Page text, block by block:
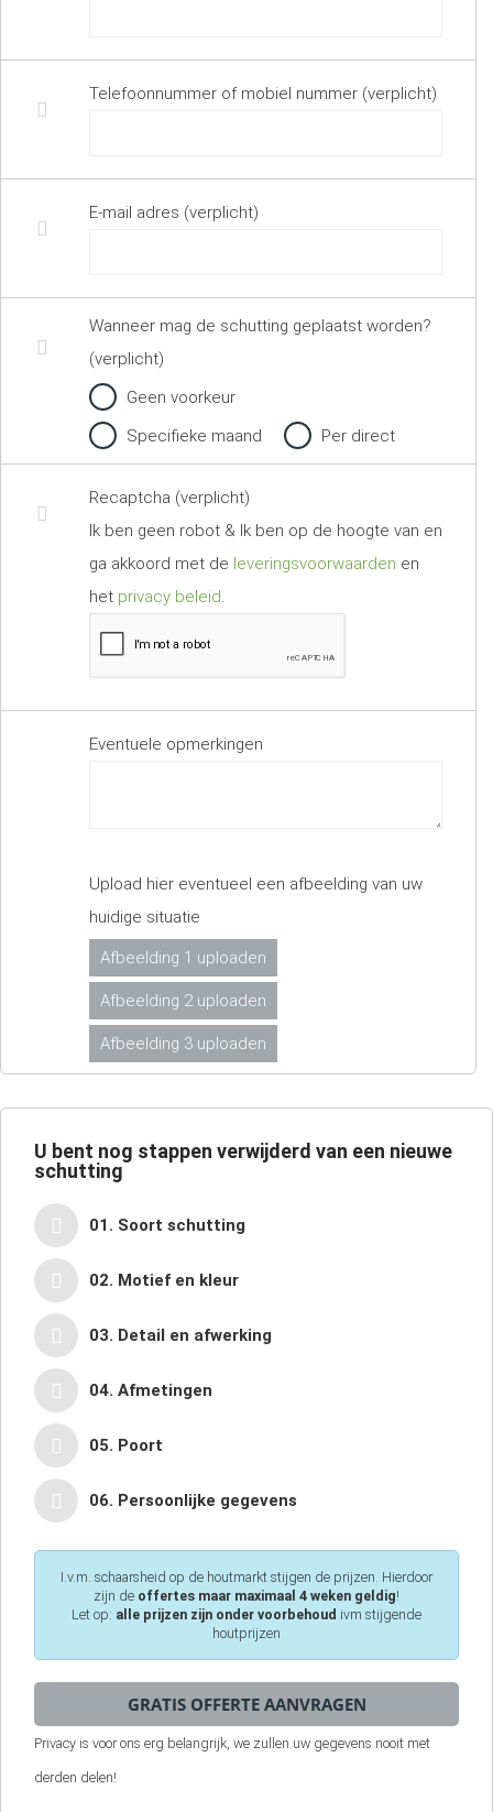
Telefoonnummer of mobiel nummer (verplicht)
E-mail adres (verplicht)
Wanneer mag de schutting geplaatst worden?
(verplicht)
Geen voorkeur
Specifieke maand
Per direct
Recaptcha (verplicht)
Ik ben geen robot & Ik ben op de hoogte van en
ga akkoord met de leveringsvoorwaarden en
het privacy beleid.
Eventuele opmerkingen
Upload hier eventueel een afbeelding van uw
huidige situatie
Afbeelding 1 uploaden
Afbeelding 2 uploaden
Afbeelding 3 uploaden
U bent nog stappen verwijderd van een nieuwe
schutting
01. Soort schutting
02. Motief en kleur
03. Detail en afwerking
04. Afmetingen
05. Poort
06. Persoonlijke gegevens
I.v.m. schaarsheid op de houtmarkt stijgen de prijzen. Hierdoor
zijn de offertes maar maximaal 4 weken geldig!
Let op: alle prijzen zijn onder voorbehoud ivm stijgende
houtprijzen
Privacy is voor ons erg belangrijk, we zullen uw gegevens nooit met
derden delen!